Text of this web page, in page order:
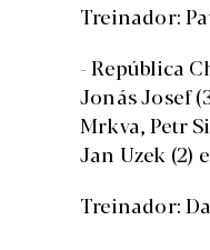
Treinador:
- República
Jonás Josef
Mrkva, Petr
Jan Uzek (2)
Treinador: